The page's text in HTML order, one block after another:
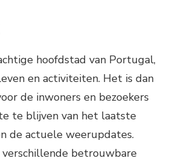
hoofdstad van Portugal,
en activiteiten. Het is dan
de inwoners en bezoekers
te blijven van het laatste
de actuele weerupdates.
betrouwbare